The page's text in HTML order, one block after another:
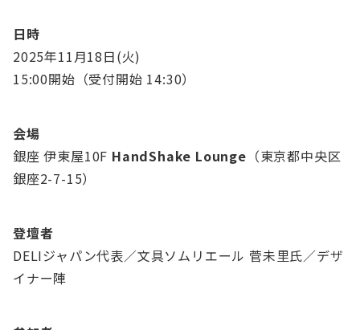
日時
2025年11月18日(火)
15:00開始（受付開始 14:30）
会場
銀座 伊東屋10F HandShake Lounge （東京都中央区
銀座2-7-15）
登壇者
DELIジャパン代表／文具ソムリエール 菅未里氏／デザ
イナー陣